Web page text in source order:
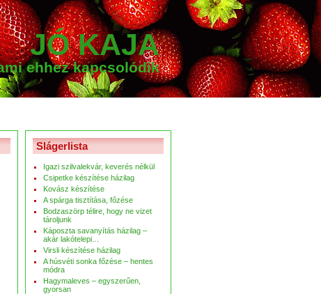
JÓ KAJA
ehhez kapcsolódik
Slágerlista
Igazi szilvalekvár, keverés nélkül
Csipetke készítése házilag
Kovász készítése
A spárga tisztítása, főzése
Bodzaszörp télire, hogy ne vizet
tároljunk
Káposzta savanyítás házilag –
akár lakótelepi…
Virsli készítése házilag
A húsvéti sonka főzése – hentes
módra
Hagymaleves – egyszerűen,
gyorsan